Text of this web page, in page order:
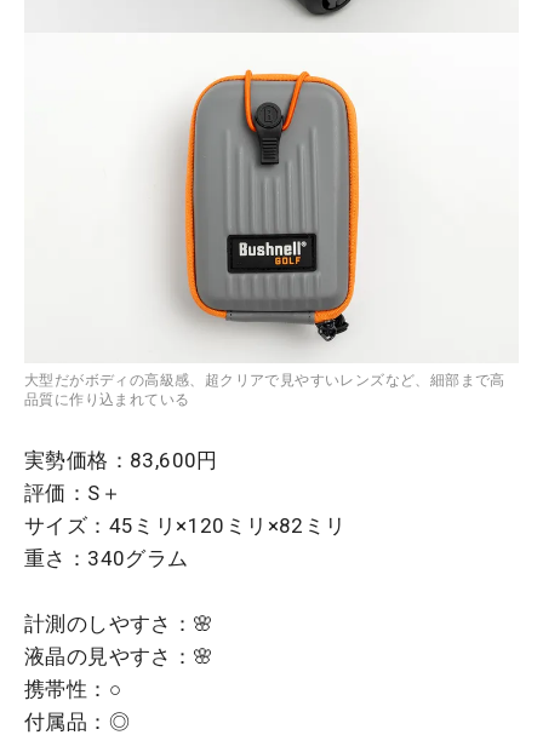
大型だがボディの高級感、超クリアで見やすいレンズなど、細部まで高
品質に作り込まれている
実勢価格：83,600円
評価：S＋
サイズ：45ミリ×120ミリ×82ミリ
重さ：340グラム
計測のしやすさ：🌸
液晶の見やすさ：🌸
携帯性：○
付属品：◎